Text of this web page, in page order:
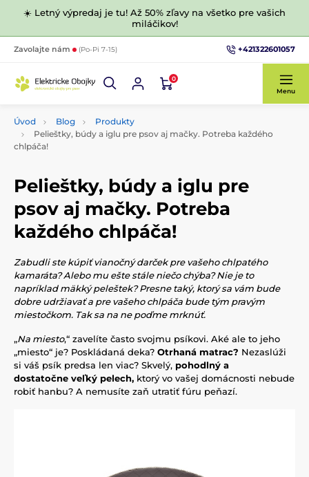
☀️ Letný výpredaj je tu! Až 50% zľavy na všetko pre vašich
miláčikov!
Zavolajte nám (Po-Pi 7-15) +421322601057
0
Menu
Úvod Blog
Produkty
Pelieštky, búdy a iglu pre psov aj mačky. Potreba každého
chlpáča!
Pelieštky, búdy a iglu pre
psov aj mačky. Potreba
každého chlpáča!
Zabudli ste kúpiť vianočný darček pre vašeho chlpatého
kamaráta? Alebo mu ešte stále niečo chýba? Nie je to
napríklad mäkký peleštek? Presne taký, ktorý sa vám bude
dobre udržiavať a pre vašeho chlpáča bude tým pravým
miestočkom. Tak sa na ne poďme mrknúť.
„Na miesto,“ zavelíte často svojmu psíkovi. Aké ale to jeho
„miesto“ je? Poskládaná deka? Otrhaná matrac? Nezaslúži
si váš psík predsa len viac? Skvelý, pohodlný a
dostatočne veľký pelech, ktorý vo vašej domácnosti nebude
robiť hanbu? A nemusíte zaň utratiť fúru peňazí.